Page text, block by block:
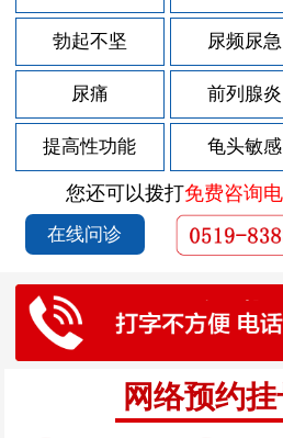
勃起不坚 尿频尿急
尿痛 前列腺炎
提高性功能 龟头敏感
您还可以拨打免费咨询
在线问诊
网络预约